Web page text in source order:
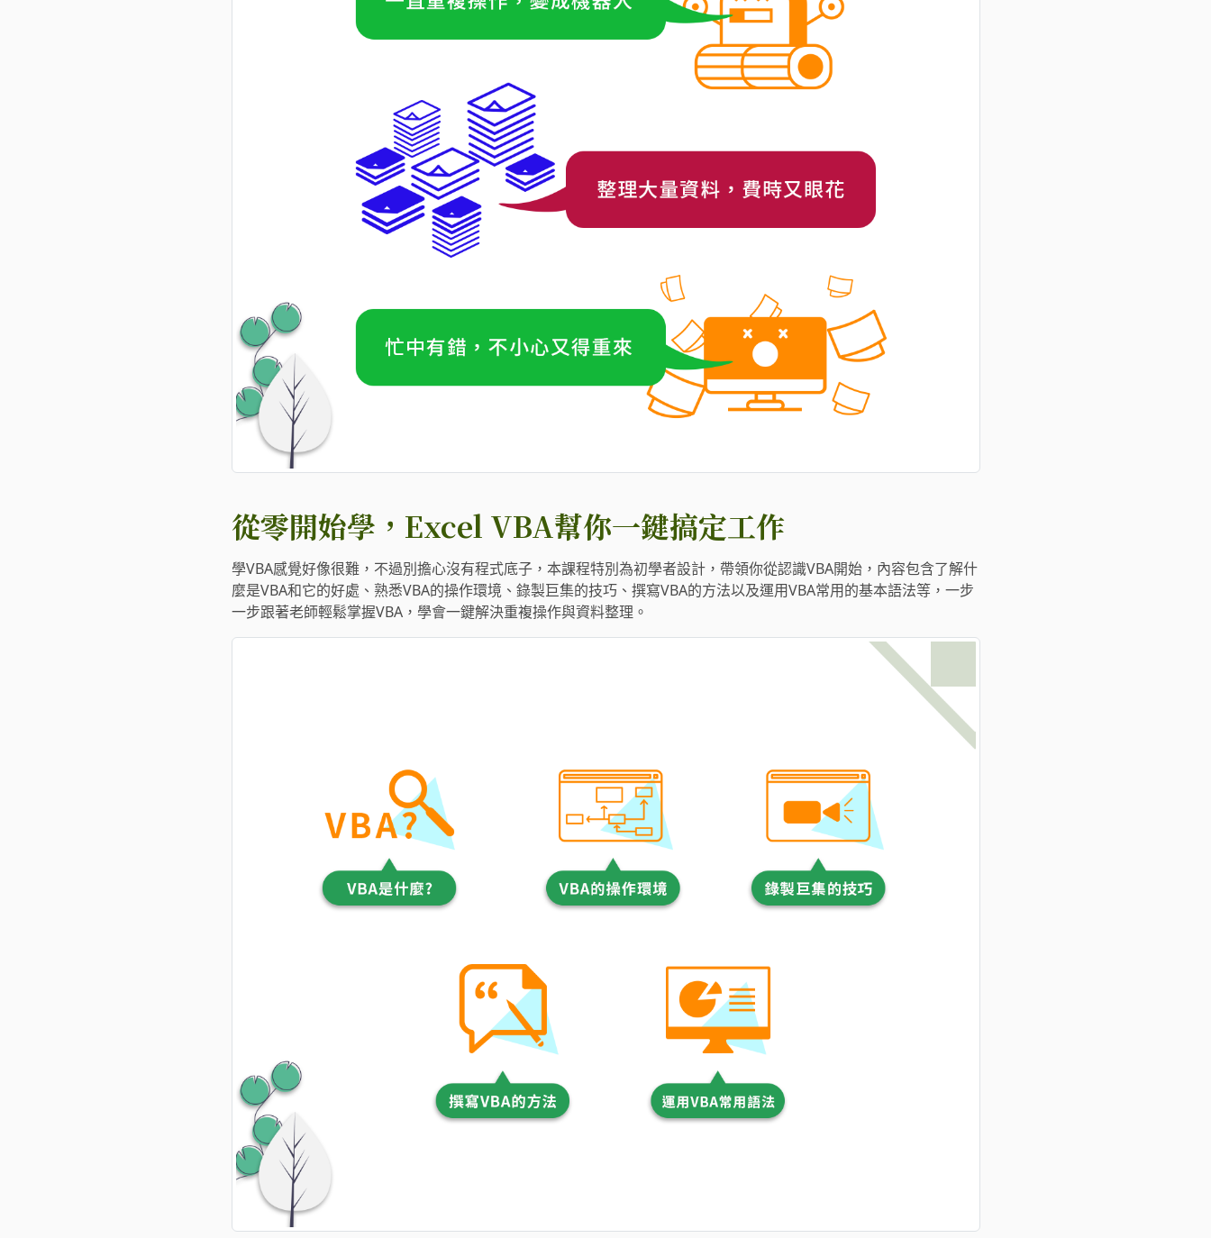
從零開始學，Excel VBA幫你一鍵搞定工作
學VBA感覺好像很難，不過別擔心沒有程式底子，本課程特別為初學者設計，帶領你從認識VBA開始，內容包含了解什
麼是VBA和它的好處、熟悉VBA的操作環境、錄製巨集的技巧、撰寫VBA的方法以及運用VBA常用的基本語法等，一步
一步跟著老師輕鬆掌握VBA，學會一鍵解決重複操作與資料整理。